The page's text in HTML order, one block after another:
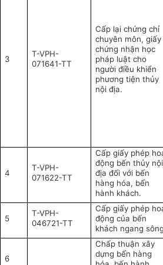
3
T-VPH-
071641-TT
Cấp lại chứng chỉ
chuyên môn, giấy
chứng nhận học
pháp luật cho
người điều khiển
phương tiện thủy
nội địa.
4
T-VPH-
071622-TT
Cấp giấy phép
động bến thủy nội
địa đối với bến
hàng hóa, bến
hành khách.
5
T-VPH-
046721-TT
Cấp giấy phép
động của bến
khách ngang sông
6
Chấp thuận xây
dựng bến hàng